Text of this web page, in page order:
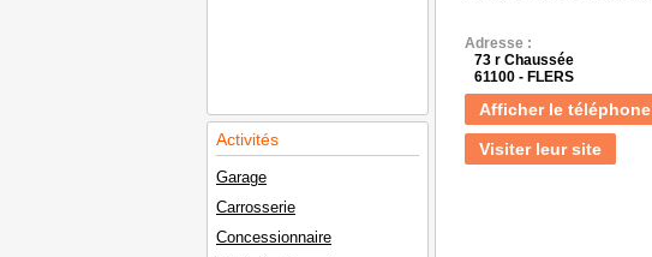
Activités
Garage
Carrosserie
Concessionnaire
Adresse :
73 r Chaussée
61100 - FLERS
Afficher le téléphone
Visiter leur site